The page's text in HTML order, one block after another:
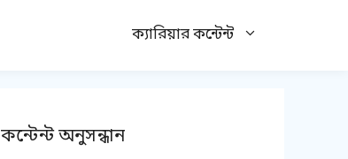
ক্যারিয়ার কন্টেন্ট
কন্টেন্ট অনুসন্ধান